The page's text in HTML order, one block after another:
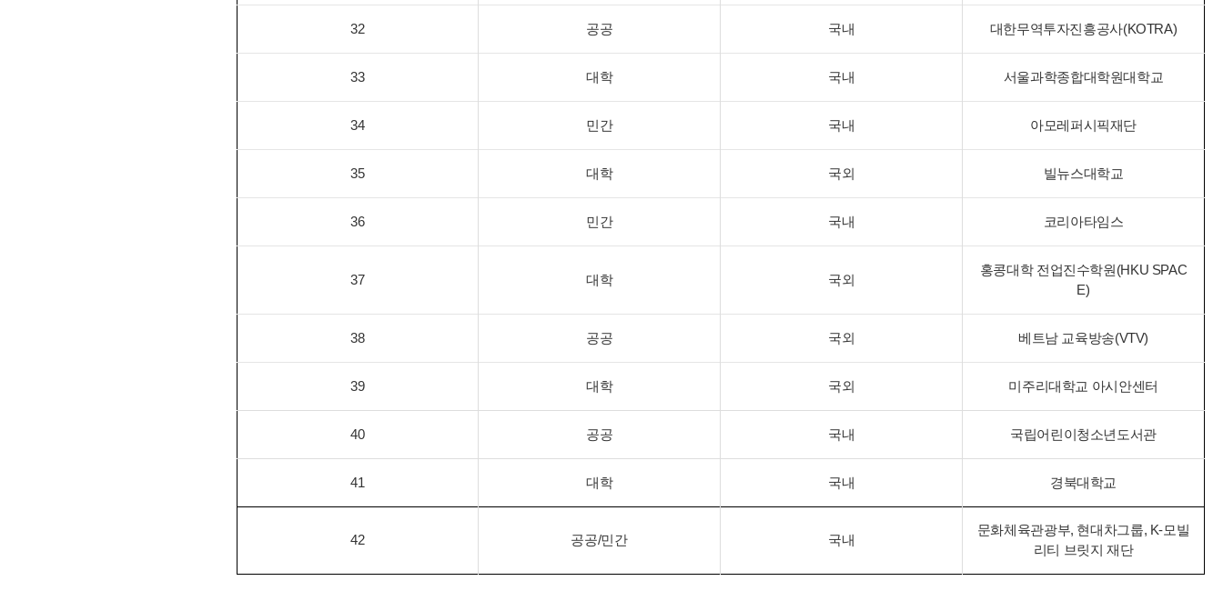
32 공공 국내 대한무역투자진흥공사(KOTRA)
33 대학 국내 서울과학종합대학원대학교
34 민간 국내 아모레퍼시픽재단
35 대학 국외 빌뉴스대학교
36 민간 국내 코리아타임스
37 대학 국외
홍콩대학 전업진수학원(HKU SPAC
E)
38 공공 국외 베트남 교육방송(VTV)
39 대학 국외 미주리대학교 아시안센터
40 공공 국내 국립어린이청소년도서관
41 대학 국내 경북대학교
42 공공/민간 국내
문화체육관광부, 현대차그룹, K-모빌
리티 브릿지 재단